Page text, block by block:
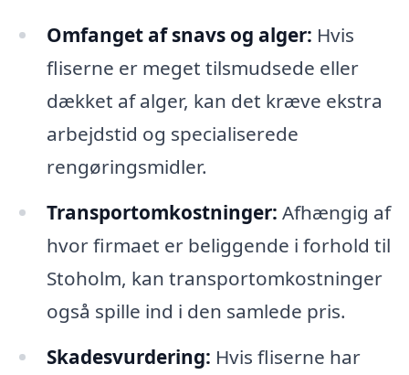
Omfanget af snavs og alger: Hvis
fliserne er meget tilsmudsede eller
dækket af alger, kan det kræve ekstra
arbejdstid og specialiserede
rengøringsmidler.
Transportomkostninger: Afhængig af
hvor firmaet er beliggende i forhold til
Stoholm, kan transportomkostninger
også spille ind i den samlede pris.
Skadesvurdering: Hvis fliserne har